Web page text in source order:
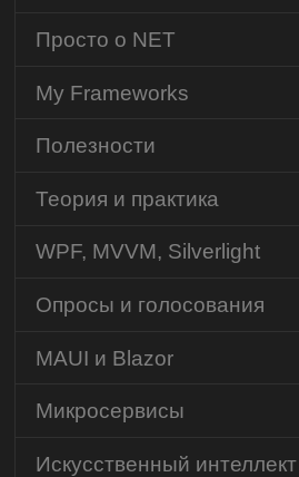
Просто о NET
My Frameworks
Полезности
Теория и практика
WPF, MVVM, Silverlight
Опросы и голосования
MAUI и Blazor
Микросервисы
Искусственный интеллект